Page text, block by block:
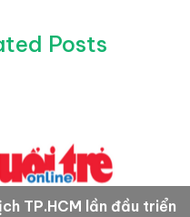
Posts
TP.HCM lần đầu triển